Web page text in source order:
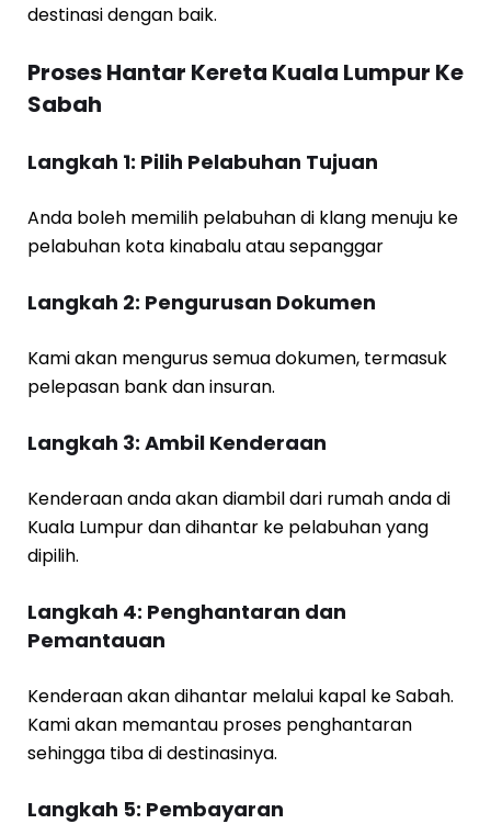
destinasi dengan baik.
Proses Hantar Kereta Kuala Lumpur Ke
Sabah
Langkah 1: Pilih Pelabuhan Tujuan
Anda boleh memilih pelabuhan di klang menuju ke
pelabuhan kota kinabalu atau sepanggar
Langkah 2: Pengurusan Dokumen
Kami akan mengurus semua dokumen, termasuk
pelepasan bank dan insuran.
Langkah 3: Ambil Kenderaan
Kenderaan anda akan diambil dari rumah anda di
Kuala Lumpur dan dihantar ke pelabuhan yang
dipilih.
Langkah 4: Penghantaran dan
Pemantauan
Kenderaan akan dihantar melalui kapal ke Sabah.
Kami akan memantau proses penghantaran
sehingga tiba di destinasinya.
Langkah 5: Pembayaran